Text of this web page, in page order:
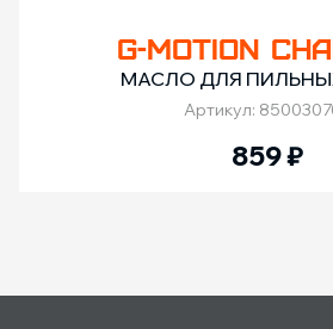
G-MOTION
МАСЛО ДЛЯ
Артикул:
859₽